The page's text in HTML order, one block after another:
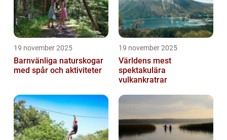
19 november 2025
Barnvänliga naturskogar
med spår och aktiviteter
19 november 2025
Världens mest
spektakulära
vulkankratrar